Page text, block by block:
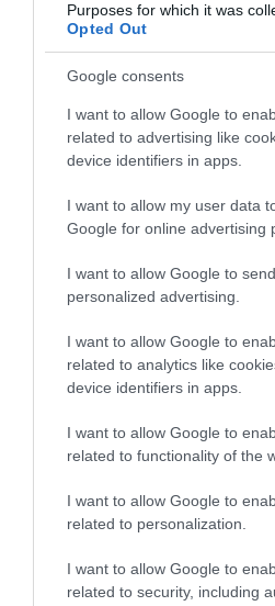
Purposes for which it was
Opted Out
Google consents
I want to allow Google to
related to advertising like
device identifiers in apps.
I want to allow my user data
Google for online advertising
I want to allow Google to
personalized advertising.
I want to allow Google to
related to analytics like
device identifiers in apps.
I want to allow Google to
related to functionality of the
I want to allow Google to
related to personalization.
I want to allow Google to
related to security, including